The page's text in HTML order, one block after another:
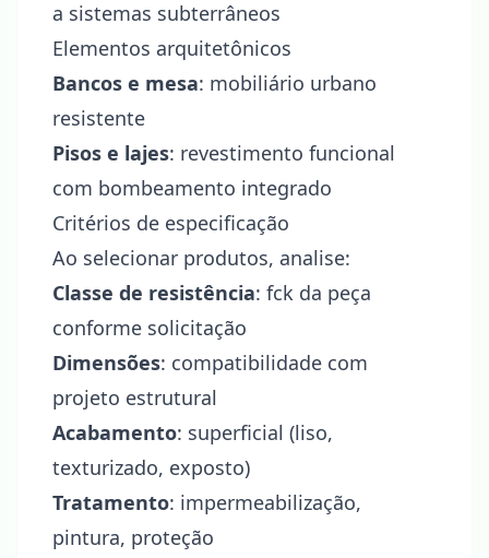
a sistemas subterrâneos
Elementos arquitetônicos
Bancos e mesa: mobiliário urbano
resistente
Pisos e lajes: revestimento funcional
com bombeamento integrado
Critérios de especificação
Ao selecionar produtos, analise:
Classe de resistência: fck da peça
conforme solicitação
Dimensões: compatibilidade com
projeto estrutural
Acabamento: superficial (liso,
texturizado, exposto)
Tratamento: impermeabilização,
pintura, proteção